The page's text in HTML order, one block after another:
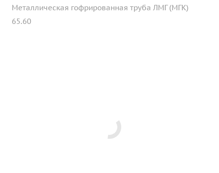
Металлическая гофрированная труба ЛМГ (МГК)
65.60